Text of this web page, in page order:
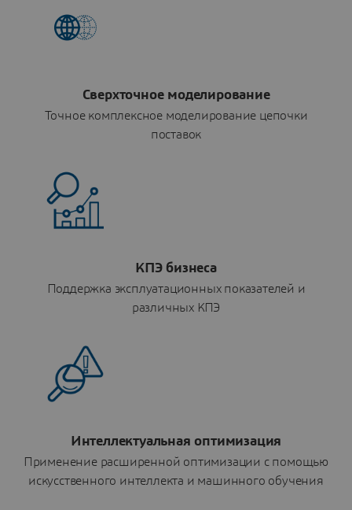
Сверхточное моделирование
Точное комплексное моделирование цепочки
поставок
КПЭ бизнеса
Поддержка эксплуатационных показателей и
различных КПЭ
Интеллектуальная оптимизация
Применение расширенной оптимизации с помощью
искусственного интеллекта и машинного обучения